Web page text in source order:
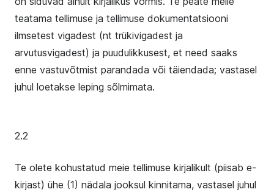
teatama tellimuse ja tellimuse dokumentatsiooni
ilmsetest vigadest (nt trükivigadest ja
arvutusvigadest) ja puudulikkusest, et need saaks
enne vastuvõtmist parandada või täiendada; vastasel
juhul loetakse leping sõlmimata.
2.2
Te olete kohustatud meie tellimuse kirjalikult (piisab e-
kirjast) ühe (1) nädala jooksul kinnitama, vastasel juhul